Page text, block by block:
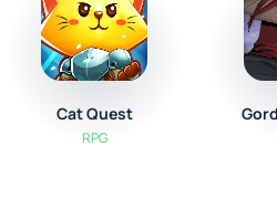
Cat Quest
RPG